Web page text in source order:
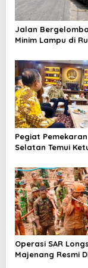
Jalan
Minim Lampu di
Telan Korban,
Hantam Pohon di
Bantarkawung
Pegiat
Selatan Temui
Dukungan Urus
Provinsi
Operasi SAR
Majenang Resmi